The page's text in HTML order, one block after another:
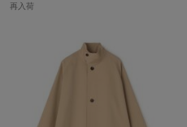
再入荷